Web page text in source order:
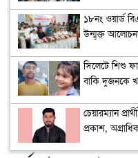
১৮নং ওয়ার্ড
উন্মুক্ত
সিলেটে শিশু
বাকি দুজনকে
চেয়ারম্যান
প্রকাশ,